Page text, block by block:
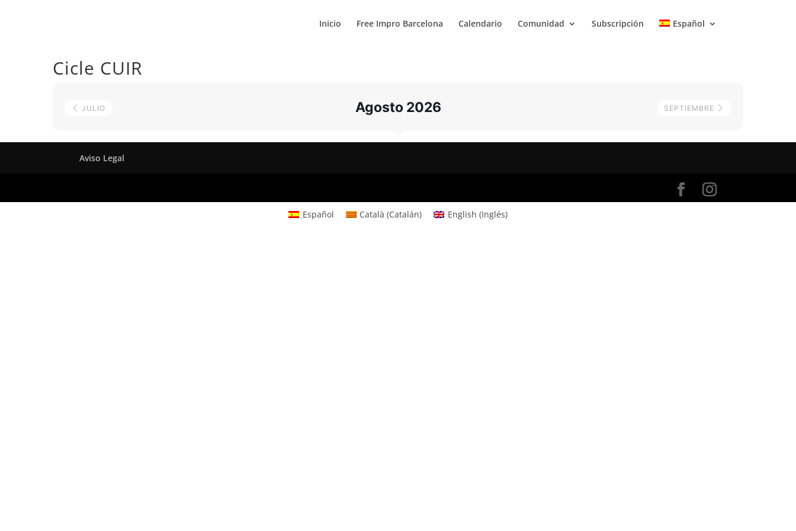
Inicio Free Impro Barcelona Calendario Comunidad Subscripción Español
Cicle CUIR
JULIO Agosto 2026 SEPTIEMBRE
Aviso Legal
Español Català (Catalán) English (Inglés)